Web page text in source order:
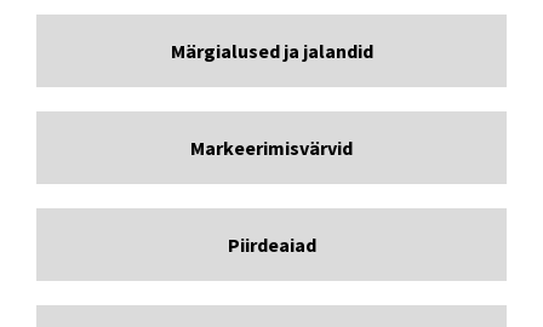
Märgialused ja jalandid
Markeerimisvärvid
Piirdeaiad